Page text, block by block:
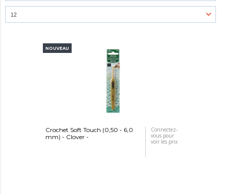
NOUVEAU
Crochet Soft Touch (0,50 - 6,0
mm) - Clover -
Connectez-
vous pour
voir les prix